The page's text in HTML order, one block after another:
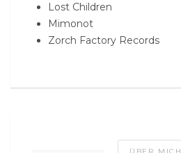
Lost Children
Mimonot
Zorch Factory Records